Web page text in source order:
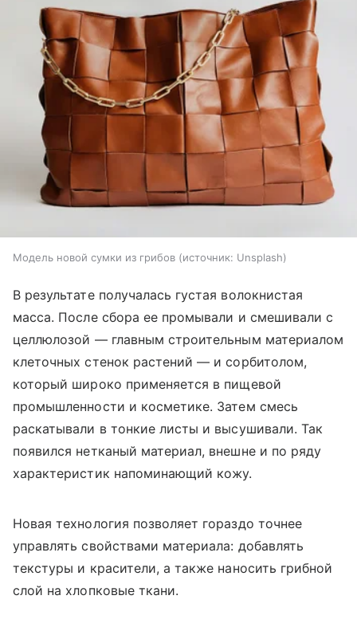
Модель новой сумки из грибов источник: Unsplash
В результате получалась густая волокнистая
масса. После сбора ее промывали и смешивали с
целлюлозой — главным строительным материалом
клеточных стенок растений — и сорбитолом,
который широко применяется в пищевой
промышленности и косметике. Затем смесь
раскатывали в тонкие листы и высушивали. Так
появился нетканый материал, внешне и по ряду
характеристик напоминающий кожу.
Новая технология позволяет гораздо точнее
управлять свойствами материала: добавлять
текстуры и красители, а также наносить грибной
слой на хлопковые ткани.